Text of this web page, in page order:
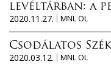
levéltárban: a
2020.11.27.
MNL OL
Csodálatos
2020.03.12.
MNL OL